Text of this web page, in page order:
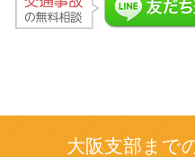
大阪支部まで